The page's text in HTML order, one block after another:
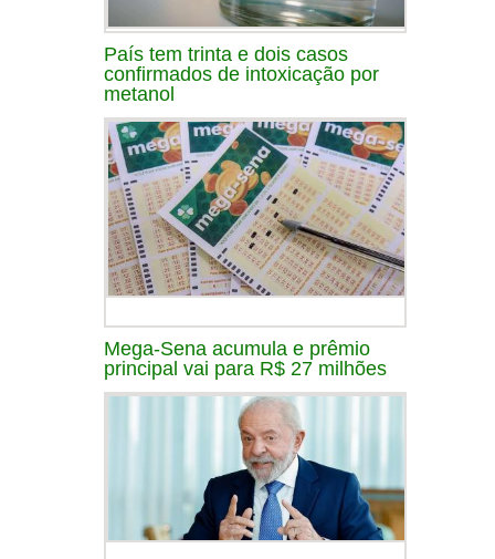
País tem trinta e dois casos
confirmados de intoxicação por
metanol
Mega-Sena acumula e prêmio
principal vai para R$ 27 milhões